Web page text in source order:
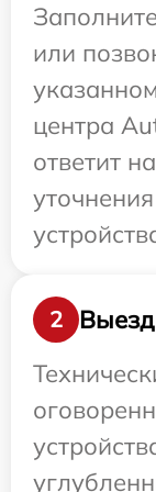
или
центра
ответит
2